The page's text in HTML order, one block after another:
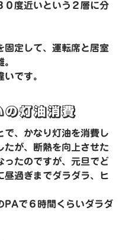
０度近いという２層に分
固定して、運転席と居室
です。
の灯油消費
で、かなり灯油を消費し
たが、断熱を向上させた
ったのですが、元旦でど
昼過ぎまでダラダラ、ヒ
PAで６時間くらいダラダ